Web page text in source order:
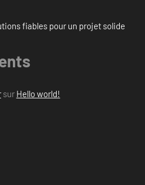
fiables pour un projet solide
sur Hello world!